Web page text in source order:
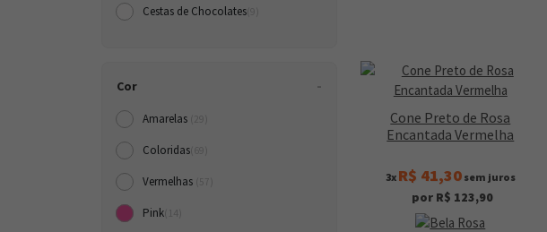
Cestas de Chocolates
Cor
Amarelas
Coloridas
Vermelhas
Pink
Cone Preto de Rosa
Encantada Vermelha
3x R$ 41,30sem juros
por R$ 123,90